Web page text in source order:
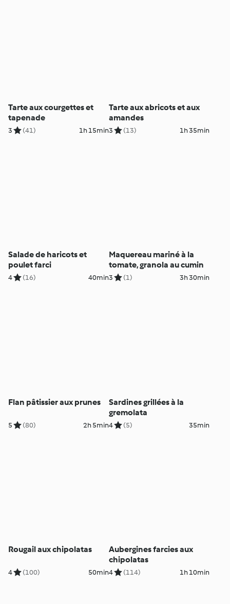
Tarte aux courgettes et
tapenade
3 (41) 1h 15min
Tarte aux abricots et aux
amandes
3 (13) 1h 35min
Salade de haricots et
poulet farci
4 (16) 40min
Maquereau mariné à la
tomate, granola au cumin
3 (1) 3h 30min
Flan pâtissier aux prunes
5 (80) 2h 5min
Sardines grillées à la
gremolata
4 (5) 35min
Rougail aux chipolatas
4 (100) 50min
Aubergines farcies aux
chipolatas
4 (114) 1h 10min